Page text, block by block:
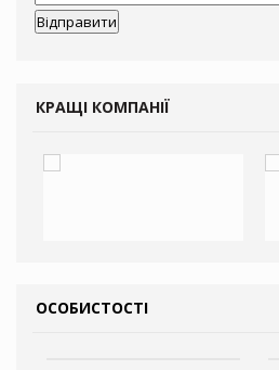
КРАЩІ КОМПАНІЇ
ОСОБИСТОСТІ